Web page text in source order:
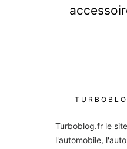
Turboblog.fr le
l'automobile,